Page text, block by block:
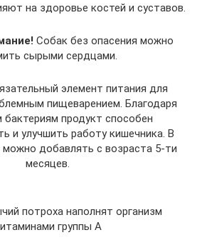
на здоровье костей и суставов.
Собак без опасения можно
сырыми сердцами.
элемент питания для
пищеварением. Благодаря
бактериям продукт способен
и улучшить работу кишечника. В
добавлять с возраста 5-ти
месяцев.
потроха наполнят организм
группы А